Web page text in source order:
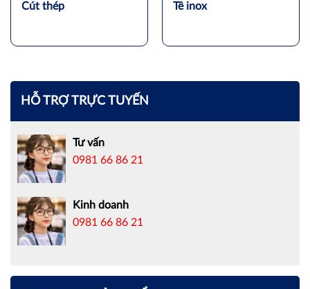
Cút thép Tê inox
HỖ TRỢ TRỰC TUYẾN
Tư vấn
0981 66 86 21
Kinh doanh
0981 66 86 21